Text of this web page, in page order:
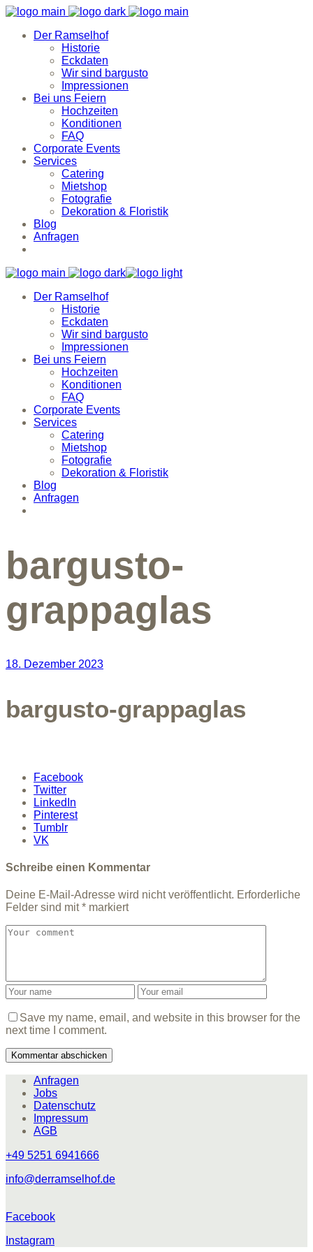
Der Ramselhof
Historie
Eckdaten
Wir sind bargusto
Impressionen
Bei uns Feiern
Hochzeiten
Konditionen
FAQ
Corporate Events
Services
Catering
Mietshop
Fotografie
Dekoration & Floristik
Blog
Anfragen
Der Ramselhof
Historie
Eckdaten
Wir sind bargusto
Impressionen
Bei uns Feiern
Hochzeiten
Konditionen
FAQ
Corporate Events
Services
Catering
Mietshop
Fotografie
Dekoration & Floristik
Blog
Anfragen
bargusto-
grappaglas
18. Dezember 2023
bargusto-grappaglas
Facebook
Twitter
LinkedIn
Pinterest
Tumblr
VK
Schreibe einen Kommentar
Deine E-Mail-Adresse wird nicht veröffentlicht. Erforderliche
Felder sind mit* markiert
Save my name, email, and website in this browser for the
next time I comment.
Anfragen
Jobs
Datenschutz
Impressum
AGB
+49 5251 6941666
info@derramselhof.de
Facebook
Instagram